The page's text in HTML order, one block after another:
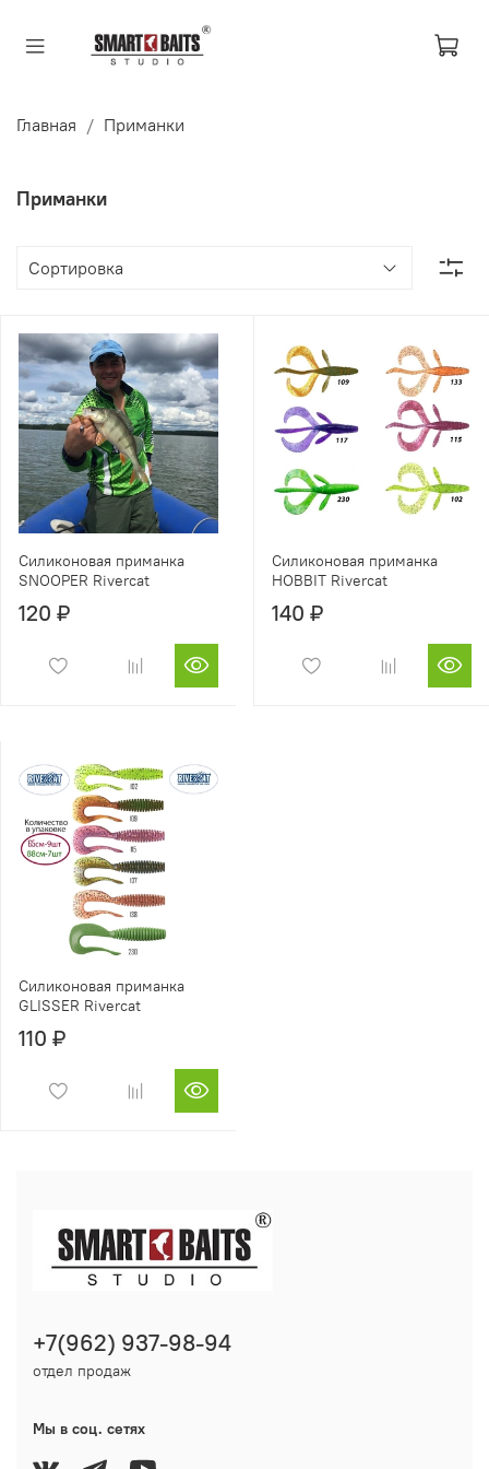
Главная Приманки
Приманки
Силиконовая приманка
SNOOPER Rivercat
120 ₽
Силиконовая приманка
HOBBIT Rivercat
140 ₽
Силиконовая приманка
GLISSER Rivercat
110 ₽
+7(962) 937-98-94
отдел продаж
Мы в соц. сетях